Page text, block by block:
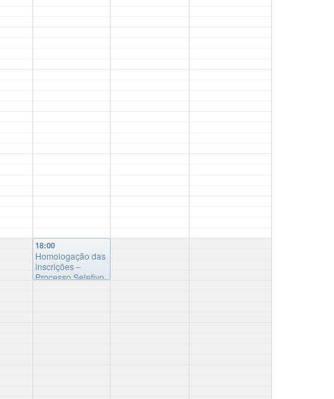
18:00
Homologação das
inscrições –
Processo Seletivo